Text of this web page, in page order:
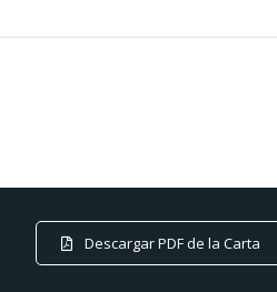
Descargar PDF de la Carta